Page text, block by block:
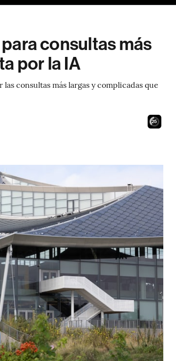
consultas más
por la IA
consultas más largas y complicadas que
24